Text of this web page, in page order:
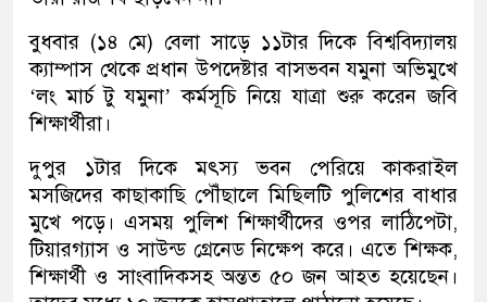
বুধবার (১৪ মে) বেলা সাড়ে ১১টার দিকে বিশ্ববিদ্যালয়
ক্যাম্পাস থেকে প্রধান উপদেষ্টার বাসভবন যমুনা অভিমুখে
‘লং মার্চ টু যমুনা’ কর্মসূচি নিয়ে যাত্রা শুরু করেন জবি
শিক্ষার্থীরা।
দুপুর ১টার দিকে মৎস্য ভবন পেরিয়ে কাকরাইল
মসজিদের কাছাকাছি পৌঁছালে মিছিলটি পুলিশের বাধার
মুখে পড়ে। এসময় পুলিশ শিক্ষার্থীদের ওপর লাঠিপেটা,
টিয়ারগ্যাস ও সাউন্ড গ্রেনেড নিক্ষেপ করে। এতে শিক্ষক,
শিক্ষার্থী ও সাংবাদিকসহ অন্তত ৫০ জন আহত হয়েছেন।